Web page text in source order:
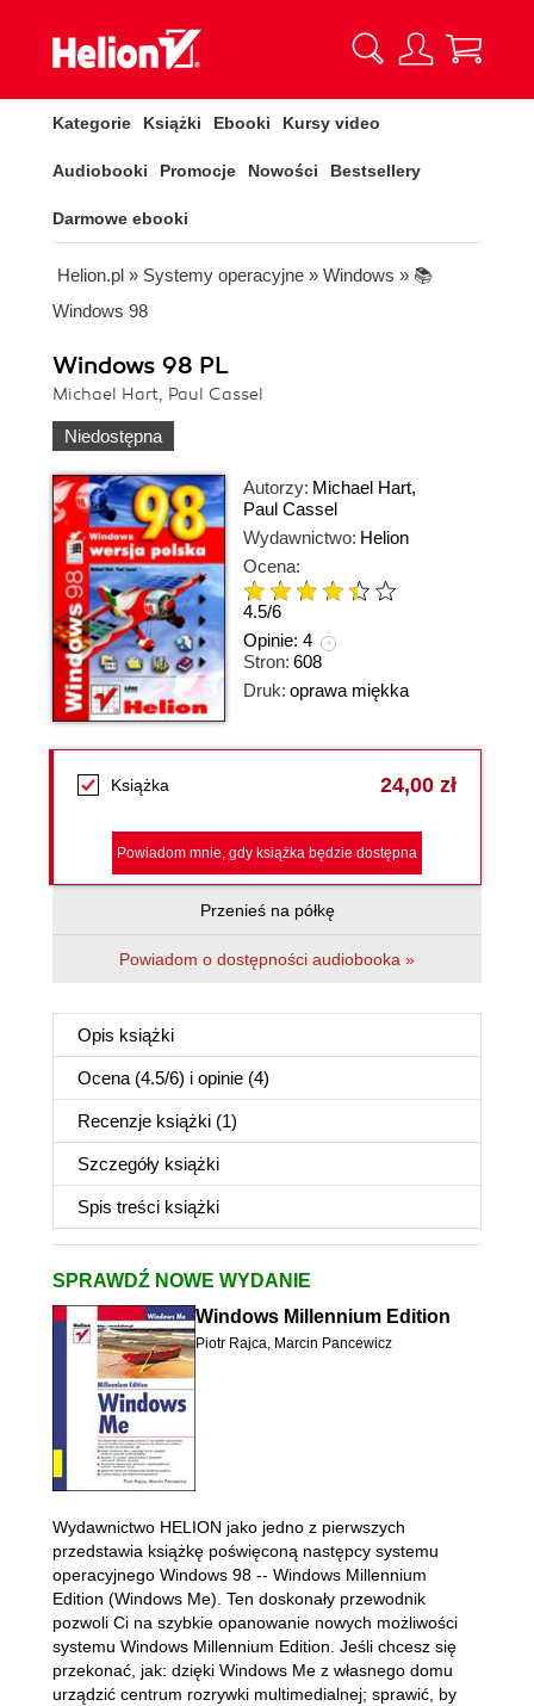
Kategorie Książki Ebooki Kursy video
Audiobooki Promocje Nowości Bestsellery
Darmowe ebooki
Helion.pl » Systemy operacyjne » Windows » 📚
Windows 98
Windows 98 PL
Michael Hart, Paul Cassel
Niedostępna
Autorzy: Michael Hart,
Paul Cassel
Wydawnictwo: Helion
Ocena:
4.5/6
Opinie: 4
Stron: 608
Druk: oprawa miękka
Książka 24,00 zł
Powiadom mnie, gdy książka będzie dostępna
Przenieś na półkę
Powiadom o dostępności audiobooka »
Opis książki
Ocena (4.5/6) i opinie (4)
Recenzje książki (1)
Szczegóły książki
Spis treści książki
SPRAWDŹ NOWE WYDANIE
Windows Millennium Edition
Piotr Rajca, Marcin Pancewicz
Wydawnictwo HELION jako jedno z pierwszych
przedstawia książkę poświęconą następcy systemu
operacyjnego Windows 98 -- Windows Millennium
Edition (Windows Me). Ten doskonały przewodnik
pozwoli Ci na szybkie opanowanie nowych możliwości
systemu Windows Millennium Edition. Jeśli chcesz się
przekonać, jak: dzięki Windows Me z własnego domu
urządzić centrum rozrywki multimedialnej; sprawić, by